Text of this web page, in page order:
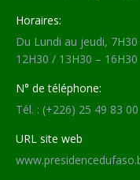
Horaires:
Du Lundi au jeudi,
12H30 / 13H30 – 16H30
N° de téléphone:
Tél. : (+226) 25 49 83 00
URL site web